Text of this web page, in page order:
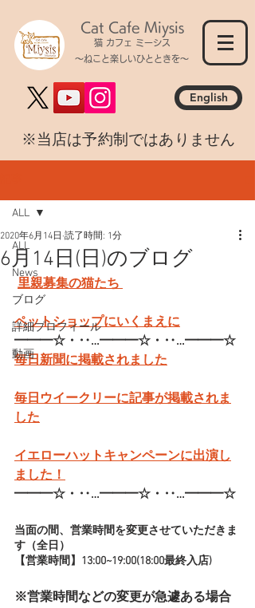
Cat Cafe Miysis
猫 カフェ ミーシス
～ねこと楽しいひとときを～
English
​※当店は予約制ではありません
ALL
News
ブログ
詳細プロフィール
動画
ALL
6月14日(日)のブログ
2020年6月14日 読了時間: 1分
里親募集の猫たち
ペットショップにいくまえに
━━━☆・‥…━━━☆・‥…━━━☆
毎日新聞に掲載されました
毎日ウイークリーに記事が掲載されま
した
イエローハットキャンペーンに出演し
ました！
━━━☆・‥…━━━☆・‥…━━━☆
当面の間、営業時間を変更させていただきま
す（全日）
【営業時間】13:00~19:00(18:00最終入店)
※営業時間などの変更が急遽ある場合